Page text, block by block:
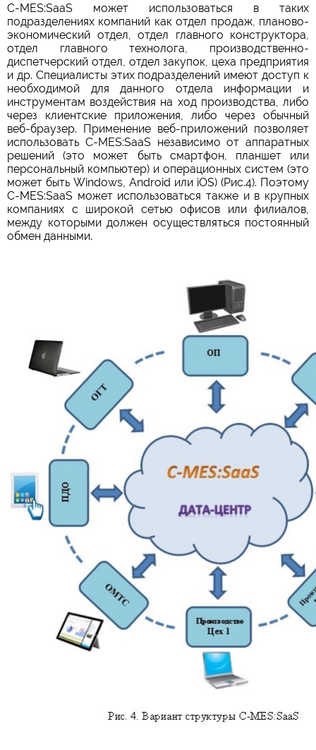
C-MES:SaaS может использоваться в таких
подразделениях компаний как отдел продаж, планово-
экономический отдел, отдел главного конструктора,
отдел главного технолога, производственно-
диспетчерский отдел, отдел закупок, цеха предприятия
и др. Специалисты этих подразделений имеют доступ к
необходимой для данного отдела информации и
инструментам воздействия на ход производства, либо
через клиентские приложения, либо через обычный
веб-браузер. Применение веб-приложений позволяет
использовать C-MES:SaaS независимо от аппаратных
решений (это может быть смартфон, планшет или
персональный компьютер) и операционных систем (это
может быть Windows, Android или iOS) (Рис.4). Поэтому
С-MES:SaaS может использоваться также и в крупных
компаниях с широкой сетью офисов или филиалов,
между которыми должен осуществляться постоянный
обмен данными.